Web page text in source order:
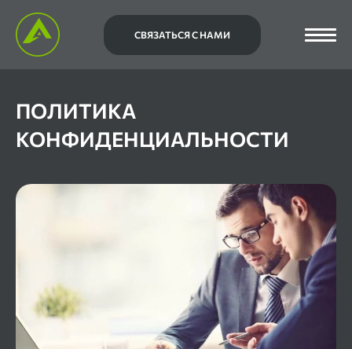
СВЯЗАТЬСЯ С НАМИ
ПОЛИТИКА
КОНФИДЕНЦИАЛЬНОСТИ